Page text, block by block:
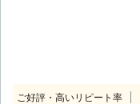
ご好評・高いリピート率